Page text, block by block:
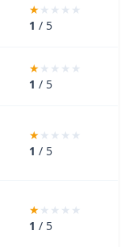
1 / 5
1 / 5
1 / 5
1 / 5